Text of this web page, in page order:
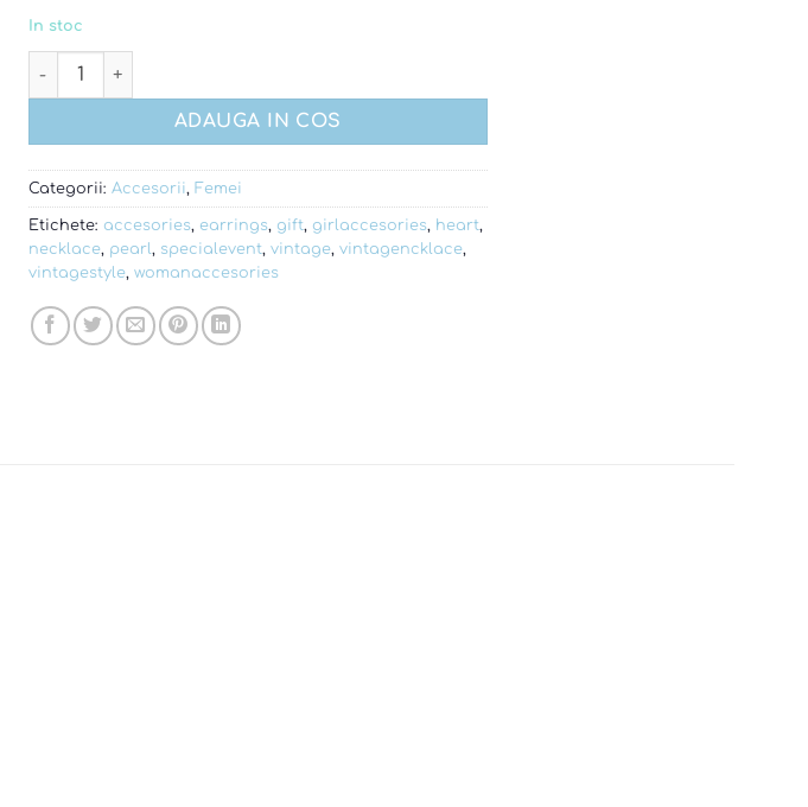
In stoc
Cantitate Cercei - Bujori flamingo pink
ADAUGA IN COS
Categorii: Accesorii, Femei
Etichete: accesories, earrings, gift, girlaccesories, heart,
necklace, pearl, specialevent, vintage, vintagencklace,
vintagestyle, womanaccesories